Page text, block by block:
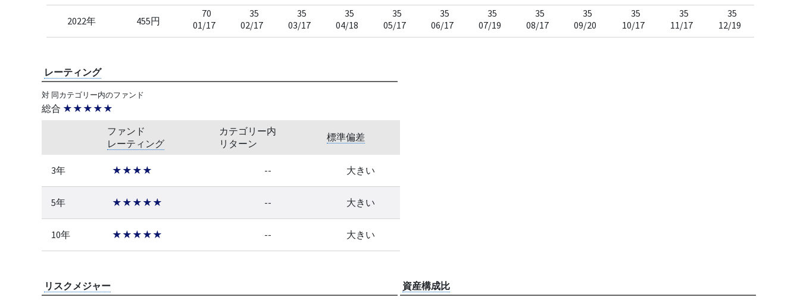
2022年 455円
70
01/17
35
02/17
35
03/17
35
04/18
35
05/17
35
06/17
35
07/19
35
08/17
35
09/20
35
10/17
35
11/17
35
12/19
レーティング
対 同カテゴリー内のファンド
総合 ★★★★★
ファンド
レーティング
カテゴリー内
リターン
標準偏差
3年 ★★★★ -- 大きい
5年 ★★★★★ -- 大きい
10年 ★★★★★ -- 大きい
リスクメジャー 資産構成比